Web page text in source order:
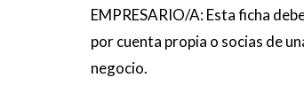
EMPRESARIO/A: Esta ficha
por cuenta propia o socias de
negocio.